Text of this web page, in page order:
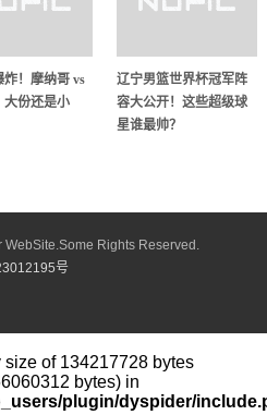
炸！摩纳哥 vs
大份还是小
辽宁男篮世界杯冠军阵
容大公开！这些超级球
星谁最帅？
WebSite.Some Rights Reserved.
号
size of 134217728 bytes
bytes) in
plugin/dyspider/